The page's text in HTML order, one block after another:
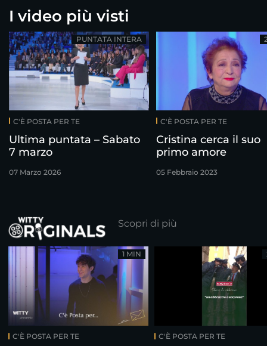
I video più visti
C'È POSTA PER TE
Ultima puntata – Sabato
7 marzo
07 Marzo 2026
PUNTATA INTERA
C'È POSTA PER TE
Cristina cerca il suo
primo amore
05 Febbraio 2023
Scopri di più
C'È POSTA PER TE
1 MIN
C'È POSTA PER TE